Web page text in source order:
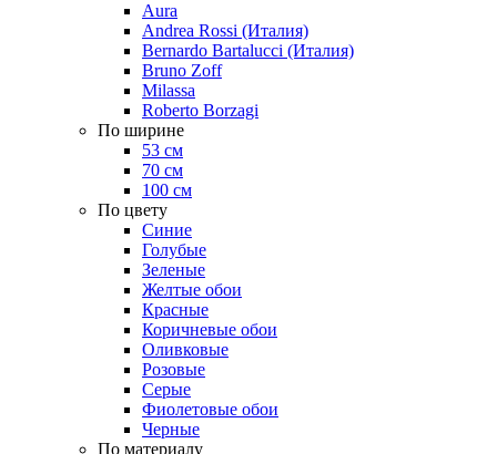
Aura
Andrea Rossi (Италия)
Bernardo Bartalucci (Италия)
Bruno Zoff
Milassa
Roberto Borzagi
По ширине
53 см
70 см
100 см
По цвету
Синие
Голубые
Зеленые
Желтые обои
Красные
Коричневые обои
Оливковые
Розовые
Серые
Фиолетовые обои
Черные
По материалу